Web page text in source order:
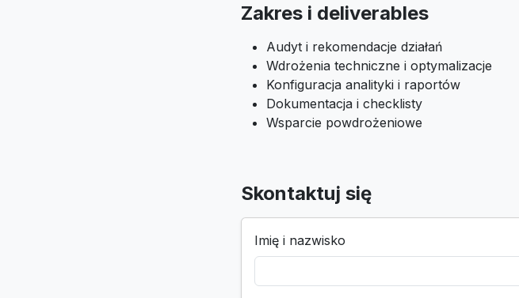
Zakres i deliverables
Audyt i rekomendacje działań
Wdrożenia techniczne i optymalizacje
Konfiguracja analityki i raportów
Dokumentacja i checklisty
Wsparcie powdrożeniowe
Skontaktuj się
Imię i nazwisko